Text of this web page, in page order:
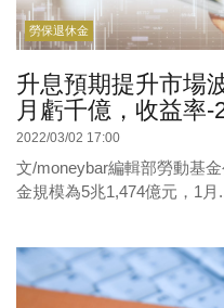
勞保退休金
升息預期提升市場
月虧千億，收益率-
2022/03/02 17:00
文/moneybar編輯部勞動基
金規模為5兆1,474億元，1月